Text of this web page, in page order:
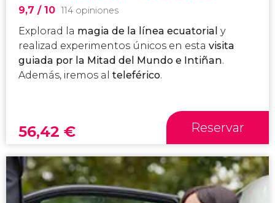
9,7 / 10 114 opiniones
Explorad la magia de la línea ecuatorial y
realizad experimentos únicos en esta visita
guiada por la Mitad del Mundo e Intiñan.
Además, iremos al teleférico.
56,42 € Reservar